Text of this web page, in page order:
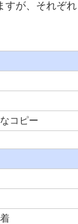
すが、それぞれ
コピー